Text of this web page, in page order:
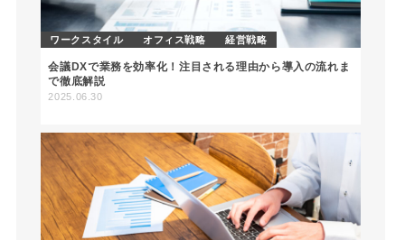
ワークスタイル オフィス戦略 経営戦略
会議DXで業務を効率化！注目される理由から導入の流れま
で徹底解説
2025.06.30